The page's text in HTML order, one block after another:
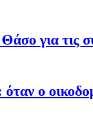
για τις
ο